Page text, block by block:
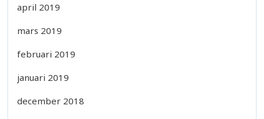
april 2019
mars 2019
februari 2019
januari 2019
december 2018